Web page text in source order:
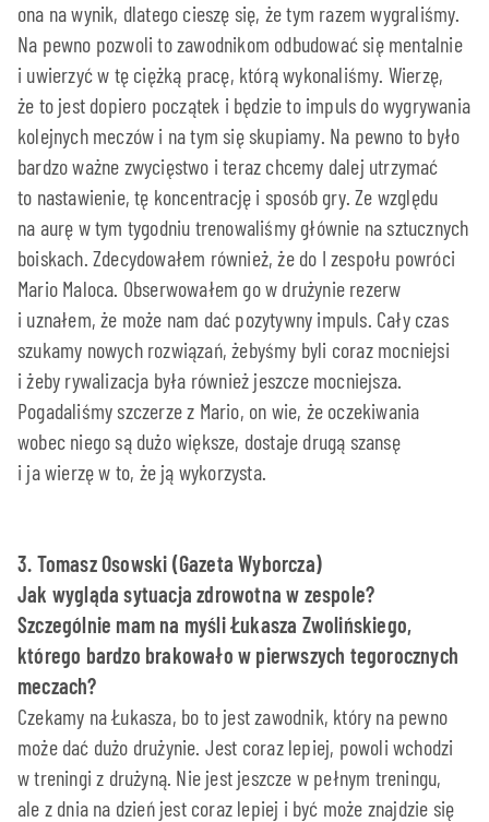
ona na wynik, dlatego cieszę się, że tym razem wygraliśmy.
Na pewno pozwoli to zawodnikom odbudować się mentalnie
i uwierzyć w tę ciężką pracę, którą wykonaliśmy. Wierzę,
że to jest dopiero początek i będzie to impuls do wygrywania
kolejnych meczów i na tym się skupiamy. Na pewno to było
bardzo ważne zwycięstwo i teraz chcemy dalej utrzymać
to nastawienie, tę koncentrację i sposób gry. Ze względu
na aurę w tym tygodniu trenowaliśmy głównie na sztucznych
boiskach. Zdecydowałem również, że do I zespołu powróci
Mario Maloca. Obserwowałem go w drużynie rezerw
i uznałem, że może nam dać pozytywny impuls. Cały czas
szukamy nowych rozwiązań, żebyśmy byli coraz mocniejsi
i żeby rywalizacja była również jeszcze mocniejsza.
Pogadaliśmy szczerze z Mario, on wie, że oczekiwania
wobec niego są dużo większe, dostaje drugą szansę
i ja wierzę w to, że ją wykorzysta.
3. Tomasz Osowski (Gazeta Wyborcza)
Jak wygląda sytuacja zdrowotna w zespole?
Szczególnie mam na myśli Łukasza Zwolińskiego,
którego bardzo brakowało w pierwszych tegorocznych
meczach?
Czekamy na Łukasza, bo to jest zawodnik, który na pewno
może dać dużo drużynie. Jest coraz lepiej, powoli wchodzi
w treningi z drużyną. Nie jest jeszcze w pełnym treningu,
ale z dnia na dzień jest coraz lepiej i być może znajdzie się